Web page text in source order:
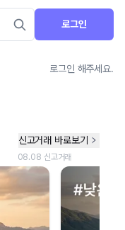
로그인
로그인 해주세요.